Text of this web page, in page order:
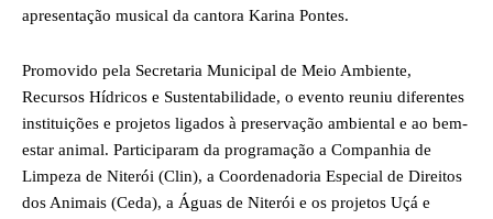
apresentação musical da cantora Karina Pontes.
Promovido pela Secretaria Municipal de Meio Ambiente,
Recursos Hídricos e Sustentabilidade, o evento reuniu diferentes
instituições e projetos ligados à preservação ambiental e ao bem-
estar animal. Participaram da programação a Companhia de
Limpeza de Niterói (Clin), a Coordenadoria Especial de Direitos
dos Animais (Ceda), a Águas de Niterói e os projetos Uçá e